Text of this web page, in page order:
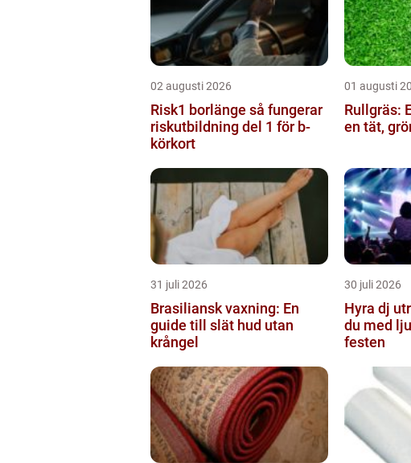
02 augusti 2026
Risk1 borlänge så fungerar
riskutbildning del 1 för b-
körkort
01 augusti
Rullgräs:
en tät,
31 juli 2026
Brasiliansk vaxning: En
guide till slät hud utan
krångel
30 juli 2026
Hyra dj
du med
festen